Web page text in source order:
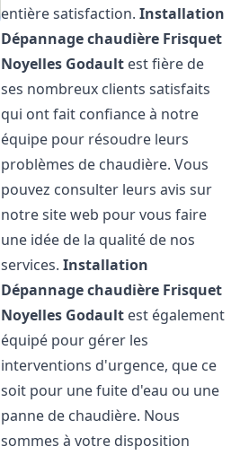
entière satisfaction.Installation
Dépannage chaudière Frisquet
Noyelles Godault est fière de
ses nombreux clients satisfaits
qui ont fait confiance à notre
équipe pour résoudre leurs
problèmes de chaudière. Vous
pouvez consulter leurs avis sur
notre site web pour vous faire
une idée de la qualité de nos
services.Installation
Dépannage chaudière Frisquet
Noyelles Godault est également
équipé pour gérer les
interventions d'urgence, que ce
soit pour une fuite d'eau ou une
panne de chaudière. Nous
sommes à votre disposition